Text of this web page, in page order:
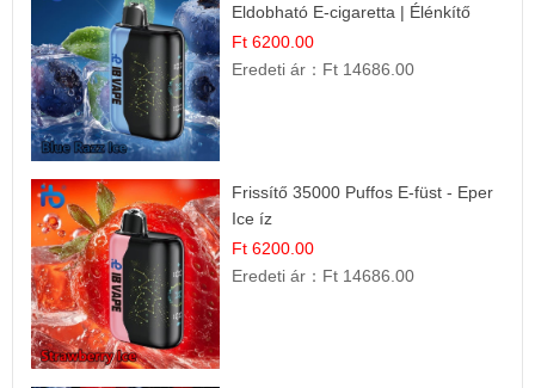
Eldobható E-cigaretta | Élénkítő
Gyümölcsös Frissesség!
Ft 6200.00
Eredeti ár： Ft 14686.00
Frissítő 35000 Puffos E-füst - Eper
Ice íz
Ft 6200.00
Eredeti ár： Ft 14686.00